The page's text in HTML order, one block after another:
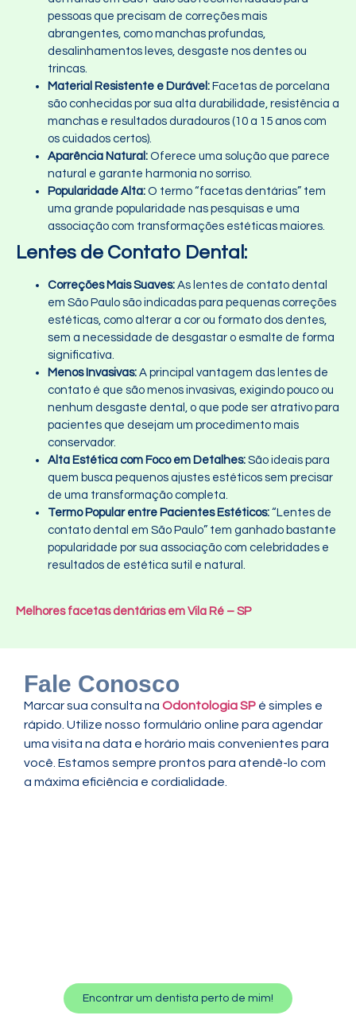
pessoas que precisam de correções mais
abrangentes, como manchas profundas,
desalinhamentos leves, desgaste nos dentes ou
trincas.
Material Resistente e Durável: Facetas de porcelana
são conhecidas por sua alta durabilidade, resistência a
manchas e resultados duradouros (10 a 15 anos com
os cuidados certos).
Aparência Natural: Oferece uma solução que parece
natural e garante harmonia no sorriso.
Popularidade Alta: O termo “facetas dentárias” tem
uma grande popularidade nas pesquisas e uma
associação com transformações estéticas maiores.
Lentes de Contato Dental:
Correções Mais Suaves: As lentes de contato dental
em São Paulo são indicadas para pequenas correções
estéticas, como alterar a cor ou formato dos dentes,
sem a necessidade de desgastar o esmalte de forma
significativa.
Menos Invasivas: A principal vantagem das lentes de
contato é que são menos invasivas, exigindo pouco ou
nenhum desgaste dental, o que pode ser atrativo para
pacientes que desejam um procedimento mais
conservador.
Alta Estética com Foco em Detalhes: São ideais para
quem busca pequenos ajustes estéticos sem precisar
de uma transformação completa.
Termo Popular entre Pacientes Estéticos: “Lentes de
contato dental em São Paulo” tem ganhado bastante
popularidade por sua associação com celebridades e
resultados de estética sutil e natural.
Melhores facetas dentárias em Vila Ré – SP
Fale Conosco
Marcar sua consulta na Odontologia SP é simples e
rápido. Utilize nosso formulário online para agendar
uma visita na data e horário mais convenientes para
você. Estamos sempre prontos para atendê-lo com
a máxima eficiência e cordialidade.
Encontrar um dentista perto de mim!